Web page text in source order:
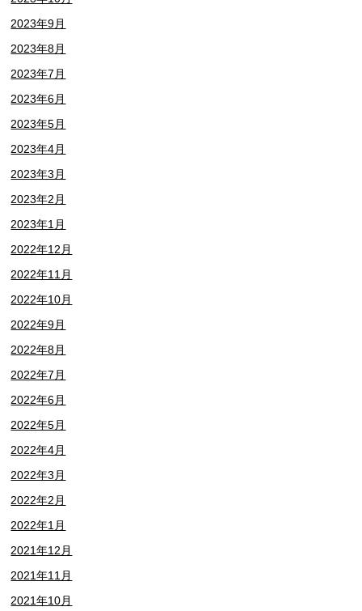
2023年9月
2023年8月
2023年7月
2023年6月
2023年5月
2023年4月
2023年3月
2023年2月
2023年1月
2022年12月
2022年11月
2022年10月
2022年9月
2022年8月
2022年7月
2022年6月
2022年5月
2022年4月
2022年3月
2022年2月
2022年1月
2021年12月
2021年11月
2021年10月